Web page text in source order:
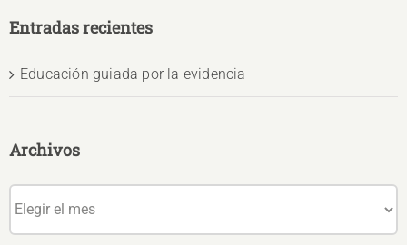
Entradas recientes
Educación guiada por la evidencia
Archivos